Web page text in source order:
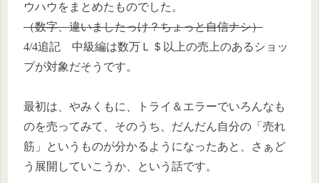
ウハウをまとめたものでした。
（数字、違いましたっけ？ちょっと自信ナシ）
4/4追記 中級編は数万Ｌ＄以上の売上のあるショッ
プが対象だそうです。
最初は、やみくもに、トライ＆エラーでいろんなも
のを売ってみて、そのうち、だんだん自分の「売れ
筋」というものが分かるようになったあと、さぁど
う展開していこうか、という話です。